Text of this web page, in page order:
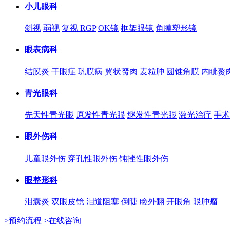
小儿眼科
斜视 弱视 复视 RGP OK镜 框架眼镜 角膜塑形镜
眼表病科
结膜炎 干眼症 巩膜病 翼状胬肉 麦粒肿 圆锥角膜 内眦赘
青光眼科
先天性青光眼 原发性青光眼 继发性青光眼 激光治疗 手
眼外伤科
儿童眼外伤 穿孔性眼外伤 钝挫性眼外伤
眼整形科
泪囊炎 双眼皮镜 泪道阻塞 倒睫 睑外翻 开眼角 眼肿瘤
>预约流程 >在线咨询